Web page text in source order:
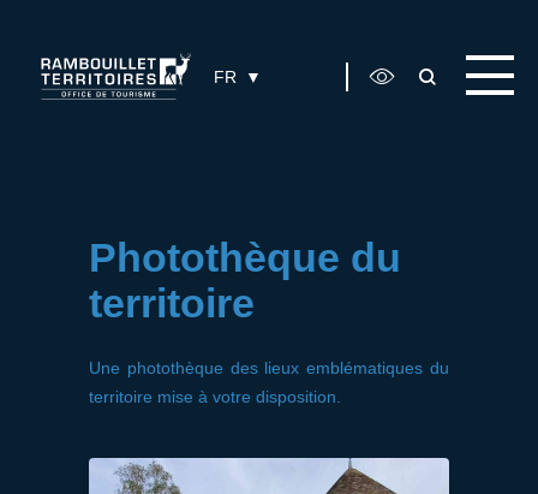
FR
Photothèque du
territoire
Une photothèque des lieux emblématiques du
territoire mise à votre disposition.